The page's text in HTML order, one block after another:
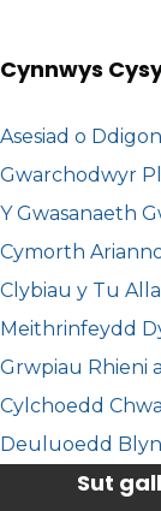
Cynnwys
Asesiad o
Gwarchodwyr
Y Gwasanaeth
Cymorth
Clybiau y Tu
Meithrinfeydd
Grwpiau Rhieni
Cylchoedd
Deuluoedd
Sut